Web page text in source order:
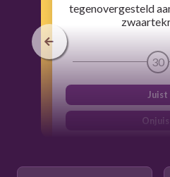
tegenovergesteld
30
Juist